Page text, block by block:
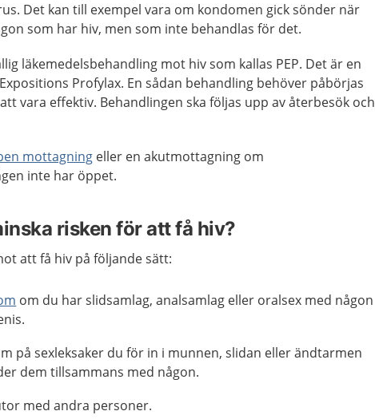
Det kan till exempel vara om kondomen gick sönder när
som har hiv, men som inte behandlas för det.
läkemedelsbehandling mot hiv som kallas PEP. Det är en
Profylax. En sådan behandling behöver påbörjas
vara effektiv. Behandlingen ska följas upp av återbesök och
mottagning eller en akutmottagning om
inte har öppet.
risken för att få hiv?
att få hiv på följande sätt:
om du har slidsamlag, analsamlag eller oralsex med någon
på sexleksaker du för in i munnen, slidan eller ändtarmen
dem tillsammans med någon.
med andra personer.